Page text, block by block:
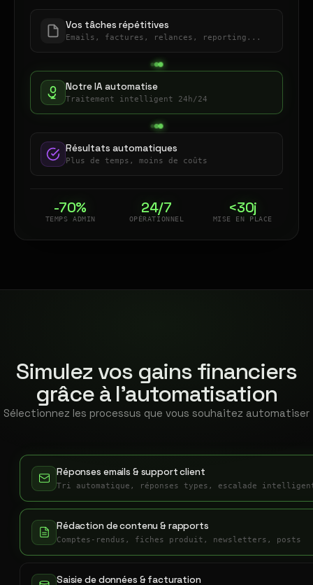
Vos tâches répétitives
Emails, factures, relances, reporting...
Notre IA automatise
Traitement intelligent 24h/24
Résultats automatiques
Plus de temps, moins de coûts
-70%
TEMPS ADMIN
24/7
OPÉRATIONNEL
<30j
MISE EN PLACE
Simulez vos gains financiers
grâce à l'automatisation
Sélectionnez les processus que vous souhaitez automatiser
Réponses emails & support client
Tri automatique, réponses types, escalade
Rédaction de contenu & rapports
Comptes-rendus, fiches produit, newsletters, posts
Saisie de données & facturation